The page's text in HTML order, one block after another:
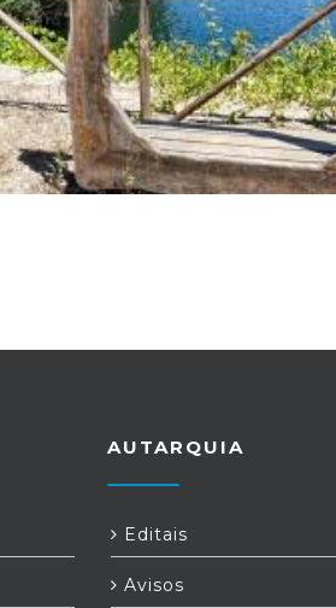
AUTARQUIA
Editais
Avisos